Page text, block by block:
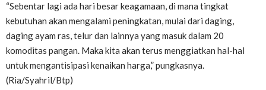
“Sebentar lagi ada hari besar keagamaan, di mana tingkat
kebutuhan akan mengalami peningkatan, mulai dari daging,
daging ayam ras, telur dan lainnya yang masuk dalam 20
komoditas pangan. Maka kita akan terus menggiatkan hal-hal
untuk mengantisipasi kenaikan harga,” pungkasnya.
(Ria/Syahril/Btp)